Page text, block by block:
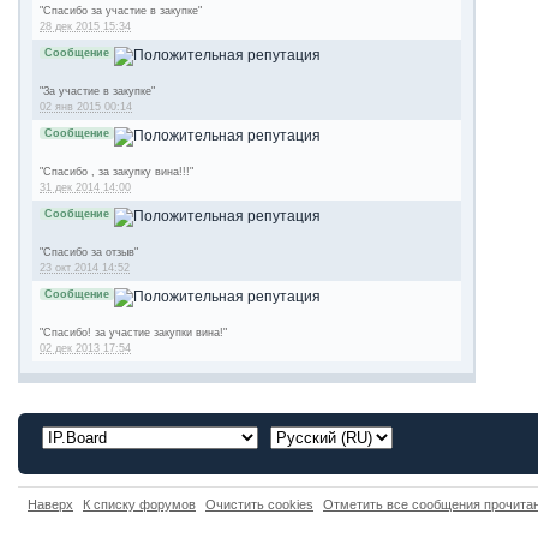
"Спасибо за участие в закупке"
28 дек 2015 15:34
Сообщение
"За участие в закупке"
02 янв 2015 00:14
Сообщение
"Спасибо , за закупку вина!!!"
31 дек 2014 14:00
Сообщение
"Спасибо за отзыв"
23 окт 2014 14:52
Сообщение
"Спасибо! за участие закупки вина!"
02 дек 2013 17:54
Наверх К списку форумов Очистить cookies Отметить все сообщения